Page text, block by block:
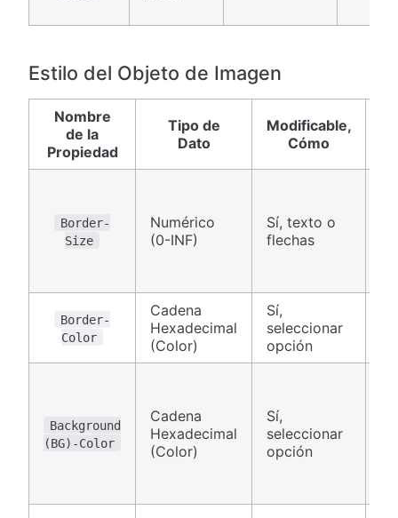
Estilo del Objeto de Imagen
Nombre
de la
Propiedad
Tipo de
Dato
Modificable,
Cómo
Border-
Size
Numérico
(0-INF)
Sí, texto o
flechas
Border-
Color
Cadena
Hexadecimal
(Color)
Sí,
seleccionar
opción
Background
(BG)-Color
Cadena
Hexadecimal
(Color)
Sí,
seleccionar
opción